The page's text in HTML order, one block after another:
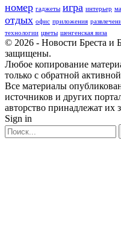
номер гаджеты игра интерьер
отдых офис приложения
технологии цветы шенгенская виза
© 2026 - Новости Бреста и
защищены.
Любое копирование
только с обратной
Все материалы
источников и других
авторство принадлежат их
Sign in